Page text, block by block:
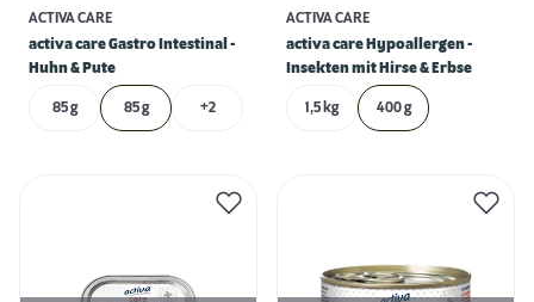
ACTIVA CARE
activa care Gastro Intestinal -
Huhn & Pute
85 g 85 g +2
ACTIVA CARE
activa care Hypoallergen -
Insekten mit Hirse & Erbse
1,5 kg 400 g